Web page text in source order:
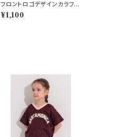
フロントロゴデザインカラフル
タイツ グリーン
¥1,100